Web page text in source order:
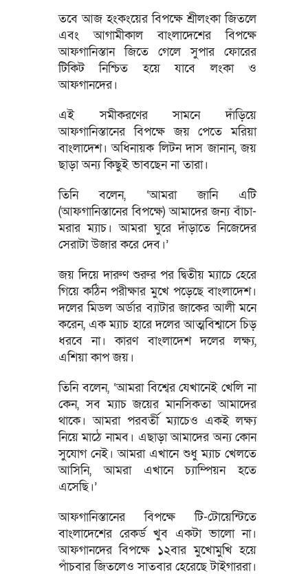
তবে আজ হংকংয়ের বিপক্ষে শ্রীলংকা জিতলে
এবং আগামীকাল বাংলাদেশের বিপক্ষে
আফগানিস্তান জিতে গেলে সুপার ফোরের
টিকিট নিশ্চিত হয়ে যাবে লংকা ও
আফগানদের।
এই সমীকরণের সামনে দাঁড়িয়ে
আফগানিস্তানের বিপক্ষে জয় পেতে মরিয়া
বাংলাদেশ। অধিনায়ক লিটন দাস জানান, জয়
ছাড়া অন্য কিছুই ভাবছেন না তারা।
তিনি বলেন, ‘আমরা জানি এটি
(আফগানিস্তানের বিপক্ষে) আমাদের জন্য বাঁচা-
মরার ম্যাচ। আমরা ঘুরে দাঁড়াতে নিজেদের
সেরাটা উজার করে দেব।’
জয় দিয়ে দারুণ শুরুর পর দ্বিতীয় ম্যাচে হেরে
গিয়ে কঠিন পরীক্ষার মুখে পড়েছে বাংলাদেশ।
দলের মিডল অর্ডার ব্যাটার জাকের আলী মনে
করেন, এক ম্যাচ হারে দলের আত্মবিশ্বাসে চিড়
ধরবে না। কারণ বাংলাদেশ দলের লক্ষ্য,
এশিয়া কাপ জয়।
তিনি বলেন, ‘আমরা বিশ্বের যেখানেই খেলি না
কেন, সব ম্যাচ জয়ের মানসিকতা আমাদের
থাকে। আমরা পরবর্তী ম্যাচেও একই লক্ষ্য
নিয়ে মাঠে নামব। এছাড়া আমাদের অন্য কোন
সুযোগ নেই। আমরা এখানে শুধু ম্যাচ খেলতে
আসিনি, আমরা এখানে চ্যাম্পিয়ন হতে
এসেছি।’
আফগানিস্তানের বিপক্ষে টি-টোয়েন্টিতে
বাংলাদেশের রেকর্ড খুব একটা ভালো না।
আফগানদের বিপক্ষে ১২বার মুখোমুখি হয়ে
পাঁচবার জিতলেও সাতবার হেরেছে টাইগাররা।